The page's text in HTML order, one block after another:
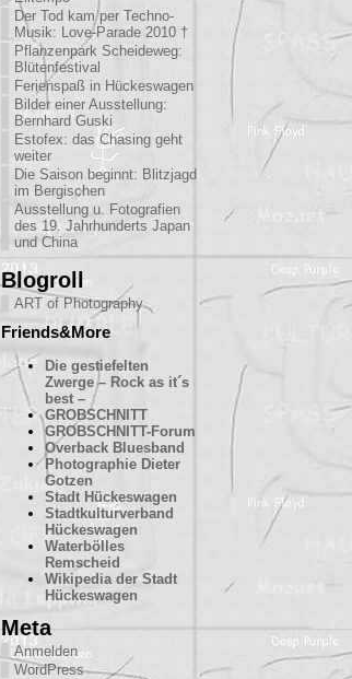
Der Tod kam per Techno-
Musik: Love-Parade 2010 †
Pflanzenpark Scheideweg:
Blütenfestival
Ferienspaß in Hückeswagen
Bilder einer Ausstellung:
Bernhard Guski
Estofex: das Chasing geht
weiter
Die Saison beginnt: Blitzjagd
im Bergischen
Ausstellung u. Fotografien
des 19. Jahrhunderts Japan
und China
Blogroll
ART of Photography
Friends&More
Die gestiefelten
Zwerge – Rock as it´s
best –
GROBSCHNITT
GROBSCHNITT-Forum
Overback Bluesband
Photographie Dieter
Gotzen
Stadt Hückeswagen
Stadtkulturverband
Hückeswagen
Waterbölles
Remscheid
Wikipedia der Stadt
Hückeswagen
Meta
Anmelden
WordPress